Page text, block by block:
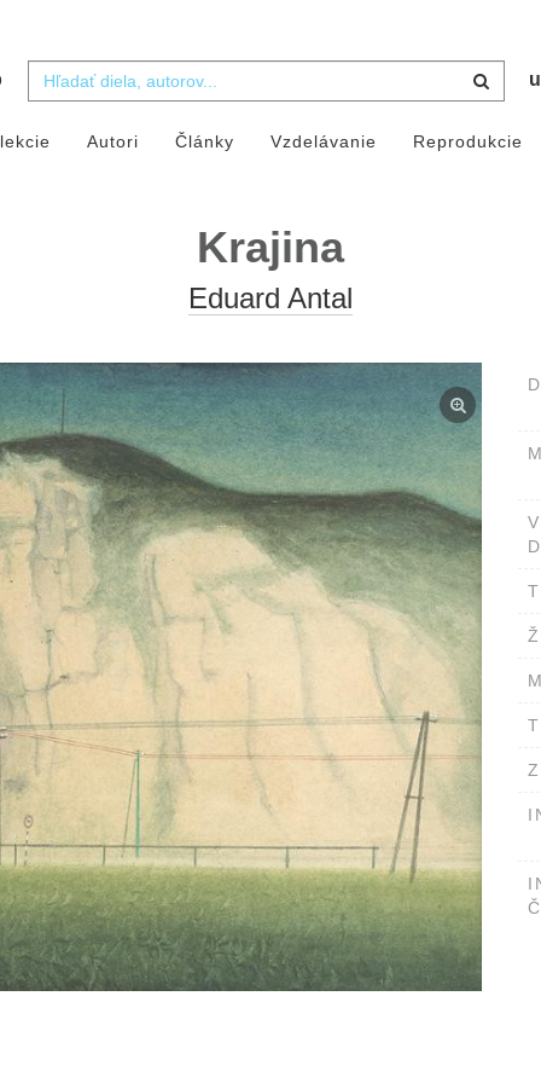
Autori Články Vzdelávanie Reprodukcie
Krajina
Eduard Antal